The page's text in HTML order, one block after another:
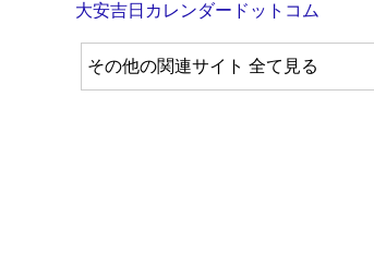
大安吉日カレンダードットコム
その他の関連サイト 全て見る